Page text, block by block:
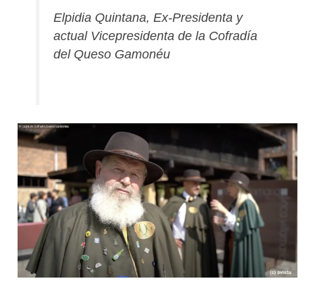
Elpidia Quintana, Ex-Presidenta y
actual Vicepresidenta de la Cofradía
del Queso Gamonéu